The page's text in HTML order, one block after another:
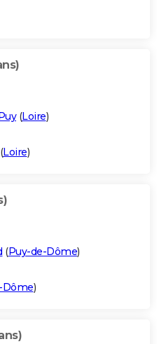
(Loire)
(Loire)
(Puy-de-Dôme)
Dôme)